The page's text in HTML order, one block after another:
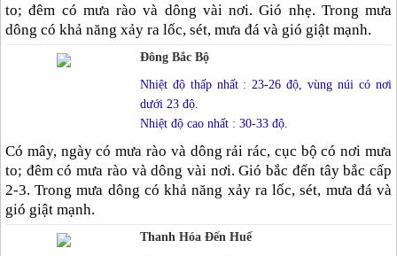
to; đêm có mưa rào và dông vài nơi. Gió nhẹ. Trong mưa
dông có khả năng xảy ra lốc, sét, mưa đá và gió giật mạnh.
Đông Bắc Bộ
Nhiệt độ thấp nhất : 23-26 độ, vùng núi có nơi
dưới 23 độ.
Nhiệt độ cao nhất : 30-33 độ.
Có mây, ngày có mưa rào và dông rải rác, cục bộ có nơi mưa
to; đêm có mưa rào và dông vài nơi. Gió bắc đến tây bắc cấp
2-3. Trong mưa dông có khả năng xảy ra lốc, sét, mưa đá và
gió giật mạnh.
Thanh Hóa Đến Huế